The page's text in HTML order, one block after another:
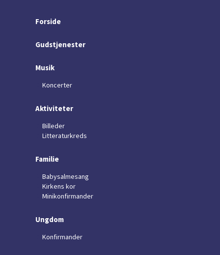
Forside
Gudstjenester
Musik
Koncerter
Aktiviteter
Billeder
Litteraturkreds
Familie
Babysalmesang
Kirkens kor
Minikonfirmander
Ungdom
Konfirmander